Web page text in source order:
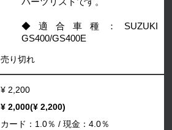
パーツリストです。
◆適合車種：SUZUKI
GS400/GS400E
売り切れ
¥ 2,200
¥ 2,000(¥ 2,200)
カード：1.0％ / 現金：4.0％